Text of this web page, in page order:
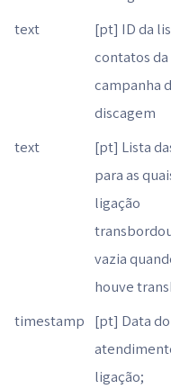
text
[pt] ID da
contatos da
campanha
discagem
text
[pt] Lista
para as
ligação
vazia
houve
timestamp [pt] Data do
ligação;